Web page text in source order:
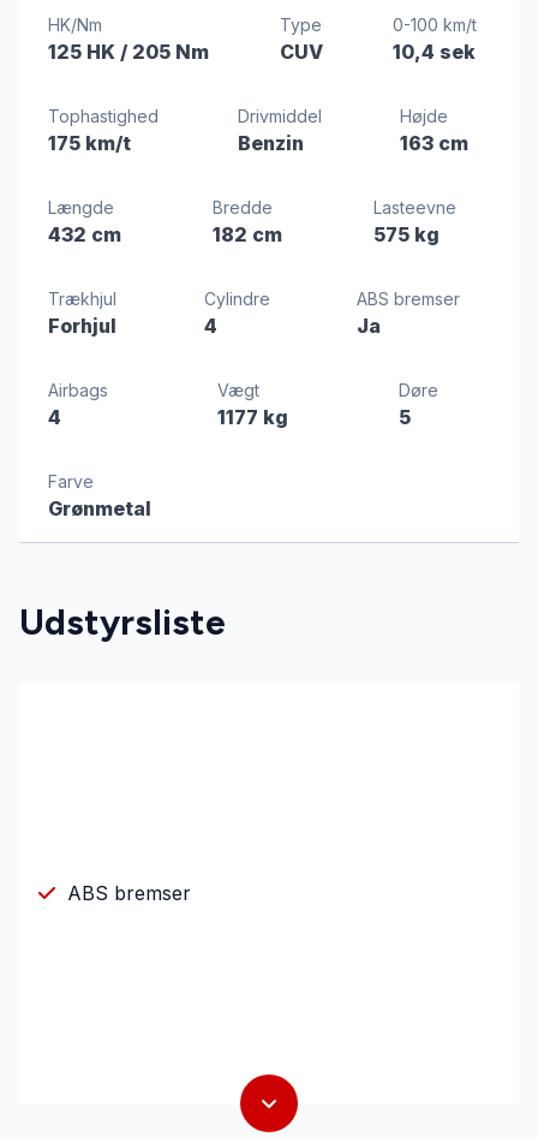
HK/Nm
125 HK / 205 Nm
Type
CUV
0-100 km/t
10,4 sek
Tophastighed
175 km/t
Drivmiddel
Benzin
Højde
163 cm
Længde
432 cm
Bredde
182 cm
Lasteevne
575 kg
Trækhjul
Forhjul
Cylindre
4
ABS bremser
Ja
Airbags
4
Vægt
1177 kg
Døre
5
Farve
Grønmetal
Udstyrsliste
ABS bremser